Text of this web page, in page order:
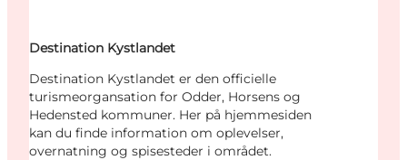
Destination Kystlandet
Destination Kystlandet er den officielle
turismeorgansation for Odder, Horsens og
Hedensted kommuner. Her på hjemmesiden
kan du finde information om oplevelser,
overnatning og spisesteder i området.